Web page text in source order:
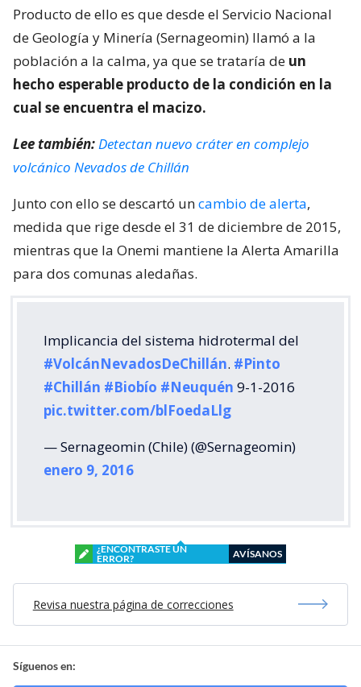
Producto de ello es que desde el Servicio Nacional
de Geología y Minería (Sernageomin) llamó a la
población a la calma, ya que se trataría de un
hecho esperable producto de la condición en la
cual se encuentra el macizo.
Lee también:Detectan nuevo cráter en complejo
volcánico Nevados de Chillán
Junto con ello se descartó uncambio de alerta,
medida que rige desde el 31 de diciembre de 2015,
mientras que la Onemi mantiene la Alerta Amarilla
para dos comunas aledañas.
Implicancia del sistema hidrotermal del
#VolcánNevadosDeChillán. #Pinto
#Chillán #Biobío #Neuquén 9-1-2016
pic.twitter.com/blFoedaLlg
— Sernageomin (Chile) (@Sernageomin)
enero 9, 2016
¿ENCONTRASTE UN
ERROR?
AVÍSANOS
Revisa nuestra página de correcciones
Síguenos en: